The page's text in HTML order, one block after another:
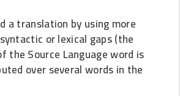
a translation by using more
or lexical gaps (the
the Source Language word is
over several words in the